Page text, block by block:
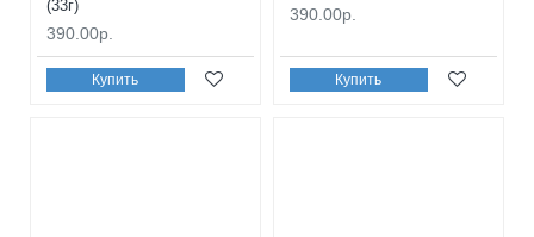
(33г)
390.00р.
Купить
390.00р.
Купить